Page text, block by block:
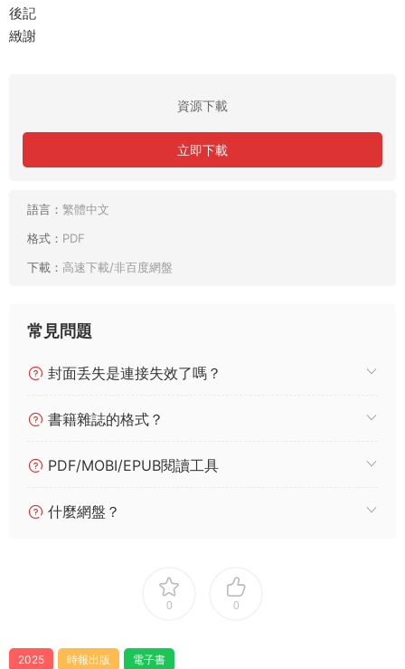
後記
緻謝
資源下載
立即下載
語言： 繁體中文
格式： PDF
下載： 高速下載/非百度網盤
常見問題
封面丢失是連接失效了嗎？
書籍雜誌的格式？
PDF/MOBI/EPUB閱讀工具
什麼網盤？
0 0
2025 時報出版 電子書